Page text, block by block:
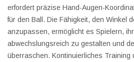
erfordert präzise Hand-Augen-
für den Ball. Die Fähigkeit, den Winkel
anzupassen, ermöglicht es Spielern,
abwechslungsreich zu gestalten und
überraschen. Kontinuierliches Training